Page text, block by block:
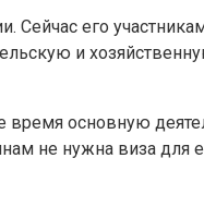
его
и
основную
не нужна виза для